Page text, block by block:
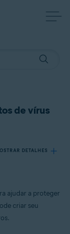
de vírus
DETALHES
ajudar a proteger
criar seu